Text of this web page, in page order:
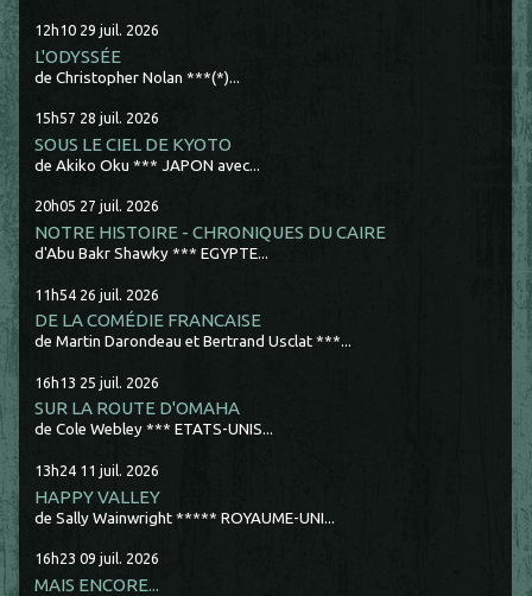
12h10 29 juil. 2026
L'ODYSSÉE
de Christopher Nolan ***(*)...
15h57 28 juil. 2026
SOUS LE CIEL DE KYOTO
de Akiko Oku *** JAPON avec...
20h05 27 juil. 2026
NOTRE HISTOIRE - CHRONIQUES DU CAIRE
d'Abu Bakr Shawky *** EGYPTE...
11h54 26 juil. 2026
DE LA COMÉDIE FRANCAISE
de Martin Darondeau et Bertrand Usclat ***...
16h13 25 juil. 2026
SUR LA ROUTE D'OMAHA
de Cole Webley *** ETATS-UNIS...
13h24 11 juil. 2026
HAPPY VALLEY
de Sally Wainwright ***** ROYAUME-UNI...
16h23 09 juil. 2026
MAIS ENCORE...